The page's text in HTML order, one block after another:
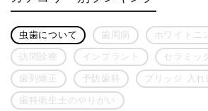
虫歯について 歯周病 ホワイトニ
訪問診療 インプラント セラミッ
歯列矯正 予防歯科 ブリッジ 入れ
歯科衛生士のやりがい